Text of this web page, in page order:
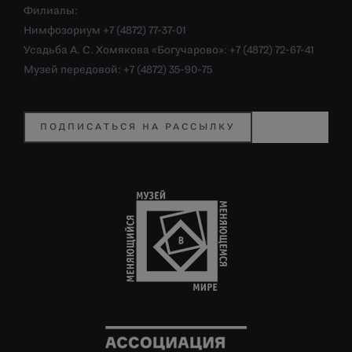
Филиалы:
Нимфозориум +7 (4872) 77-37-01
Усадьба А. С. Хомякова «Богучарово»: +7 (4872) 72-67-41
Музей передовой: +7 (4872) 35-90-75
ПОДПИСАТЬСЯ НА РАССЫЛКУ